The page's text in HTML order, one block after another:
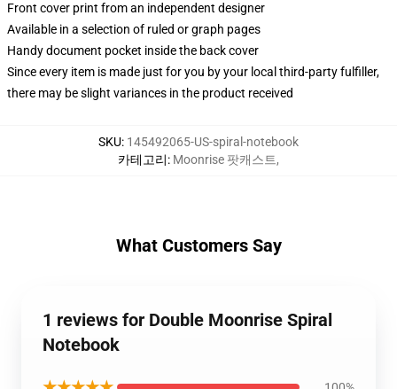
Front cover print from an independent designer
Available in a selection of ruled or graph pages
Handy document pocket inside the back cover
Since every item is made just for you by your local third-party fulfiller,
there may be slight variances in the product received
SKU: 145492065-US-spiral-notebook
카테고리: Moonrise 팟캐스트,
What Customers Say
1 reviews for Double Moonrise Spiral
Notebook